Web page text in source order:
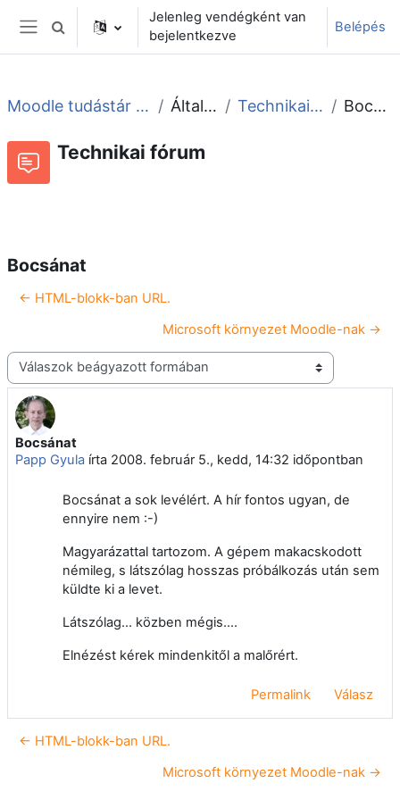
Tovább a fő tartalomhoz
Oldalpanel
Keresési bemeneti adatok váltása
Jelenleg vendégként van
bejelentkezve
Belépés
Moodle tudástár és fórum Általános Technikai fórum Bocsánat
Technikai fórum
Bocsánat
← HTML-blokk-ban URL.
Microsoft környezet Moodle-nak →
Megjelenítési mód
Bocsánat
Papp Gyula írta 2008. február 5., kedd, 14:32 időpontban
Válaszok szám: 0
Bocsánat a sok levélért. A hír fontos ugyan, de
ennyire nem :-)
Magyarázattal tartozom. A gépem makacskodott
némileg, s látszólag hosszas próbálkozás után sem
küldte ki a levet.
Látszólag... közben mégis....
Elnézést kérek mindenkitől a malőrért.
Permalink Válasz
← HTML-blokk-ban URL.
Microsoft környezet Moodle-nak →